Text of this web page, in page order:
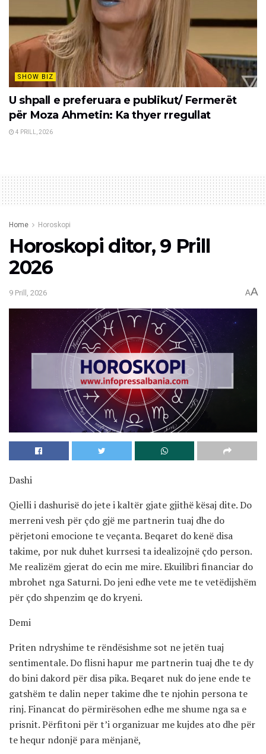
SHOW BIZ
U shpall e preferuara e publikut/ Fermerët
për Moza Ahmetin: Ka thyer rregullat
4 PRILL, 2026
Home Horoskopi
Horoskopi ditor, 9 Prill
2026
9 Prill, 2026 AA
Dashi
Qielli i dashurisë do jete i kaltër gjate gjithë kësaj dite. Do
merreni vesh për çdo gjë me partnerin tuaj dhe do
përjetoni emocione te veçanta. Beqaret do kenë disa
takime, por nuk duhet kurrsesi ta idealizojnë çdo person.
Me realizëm gjerat do ecin me mire. Ekuilibri financiar do
mbrohet nga Saturni. Do jeni edhe vete me te vetëdijshëm
për çdo shpenzim qe do kryeni.
Demi
Priten ndryshime te rëndësishme sot ne jetën tuaj
sentimentale. Do flisni hapur me partnerin tuaj dhe te dy
do bini dakord për disa pika. Beqaret nuk do jene ende te
gatshëm te dalin neper takime dhe te njohin persona te
rinj. Financat do përmirësohen edhe me shume nga sa e
prisnit. Përfitoni për t’i organizuar me kujdes ato dhe për
te hequr ndonjë para mënjanë,